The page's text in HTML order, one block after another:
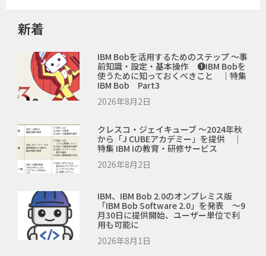
新着
IBM Bobを活用するためのステップ ～事
前知識・設定・基本操作 ❶IBM Bobを
使うために知っておくべきこと ｜特集
IBM Bob Part3
2026年8月2日
クレスコ・ジェイキューブ ～2024年秋
から「J CUBEアカデミー」を提供 ｜
特集 IBM Iの教育・研修サービス
2026年8月2日
IBM、IBM Bob 2.0のオンプレミス版
「IBM Bob Software 2.0」を発表 ～9
月30日に提供開始、ユーザー単位で利
用も可能に
2026年8月1日